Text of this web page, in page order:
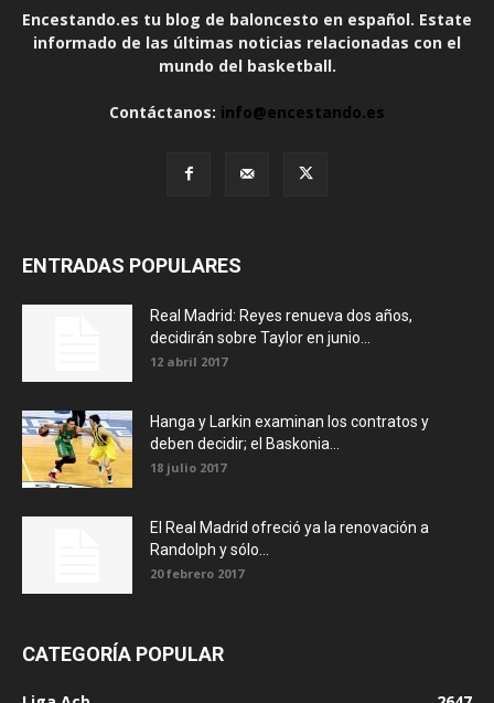
Encestando.es tu blog de baloncesto en español. Estate
informado de las últimas noticias relacionadas con el
mundo del basketball.
Contáctanos: info@encestando.es
ENTRADAS POPULARES
Real Madrid: Reyes renueva dos años,
decidirán sobre Taylor en junio...
12 abril 2017
Hanga y Larkin examinan los contratos y
deben decidir; el Baskonia...
18 julio 2017
El Real Madrid ofreció ya la renovación a
Randolph y sólo...
20 febrero 2017
CATEGORÍA POPULAR